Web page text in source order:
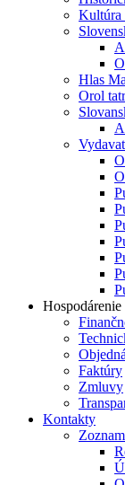
Kultúra
Hlas
Orol
Hospodárenie
Faktúry
Zmluvy
Kontakty